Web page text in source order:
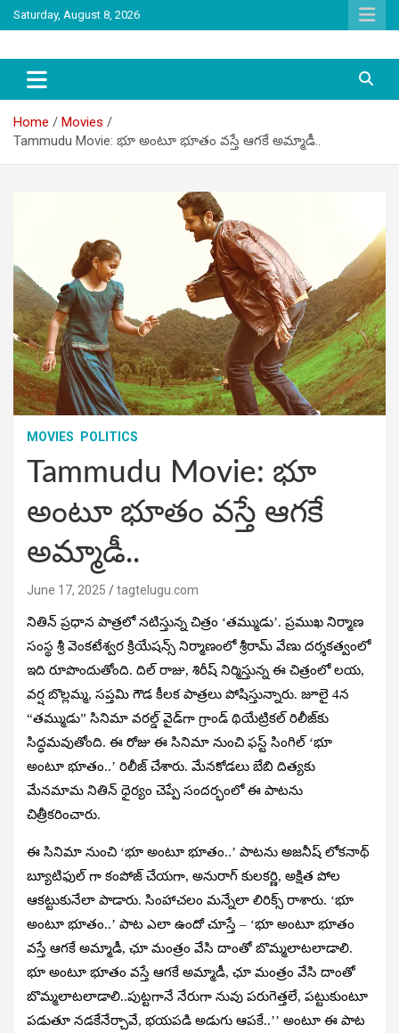
Skip
to
Saturday, August 8, 2026
Tag Telugu
Home
Movies
Tammudu Movie: భూ అంటూ భూతం వస్తే ఆగకే అమ్మాడీ..
MOVIES POLITICS
Tammudu Movie: భూ
అంటూ భూతం వస్తే ఆగకే
అమ్మాడీ..
June 17, 2025 tagtelugu.com
నితిన్ ప్రధాన పాత్రలో నటిస్తున్న చిత్రం ‘తమ్ముడు’. ప్రముఖ నిర్మాణ
సంస్థ శ్రీ వెంకటేశ్వర క్రియేషన్స్ నిర్మాణంలో శ్రీరామ్ వేణు దర్శకత్వంలో
ఇది రూపొందుతోంది. దిల్ రాజు, శిరీష్ నిర్మిస్తున్న ఈ చిత్రంలో లయ,
వర్ష బొల్లమ్మ, సప్తమి గౌడ కీలక పాత్రలు పోషిస్తున్నారు. జూలై 4న
“తమ్ముడు” సినిమా వరల్డ్ వైడ్‌గా గ్రాండ్ థియేట్రికల్ రిలీజ్‌కు
సిద్ధమవుతోంది. ఈ రోజు ఈ సినిమా నుంచి ఫస్ట్ సింగిల్ ‘భూ
అంటూ భూతం..’ రిలీజ్ చేశారు. మేనకోడలు బేబి దిత్యకు
మేనమామ నితిన్ ధైర్యం చెప్పే సందర్భంలో ఈ పాటను
చిత్రీకరించారు.
ఈ సినిమా నుంచి ‘భూ అంటూ భూతం..’ పాటను అజనీష్ లోకనాథ్
బ్యూటిఫుల్ గా కంపోజ్ చేయగా, అనురాగ్ కులకర్ణి, అక్షిత పోల
ఆకట్టుకునేలా పాడారు. సింహాచలం మన్నేలా లిరిక్స్ రాశారు. ‘భూ
అంటూ భూతం..’ పాట ఎలా ఉందో చూస్తే – ‘భూ అంటూ భూతం
వస్తే ఆగకే అమ్మాడీ, ఛూ మంత్రం వేసి దాంతో బొమ్మలాటలాడాలి.
భూ అంటూ భూతం వస్తే ఆగకే అమ్మాడీ, ఛూ మంత్రం వేసి దాంతో
బొమ్మలాటలాడాలి..పుట్టగానే నేరుగా నువు పరుగెత్తలే, పట్టుకుంటూ
పడుతూ నడకేనేర్చావే, భయపడి అడుగు ఆపకే..’’ అంటూ ఈ పాట